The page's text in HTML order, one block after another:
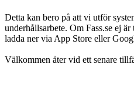
Detta kan bero på att vi utför
underhållsarbete. Om Fass.se ej
ladda ner via App Store eller
Välkommen åter vid ett senare